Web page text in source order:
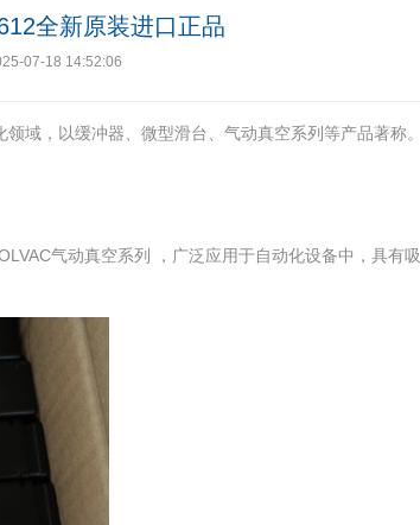
全新原装进口正品
07-18 14:52:06
域，以缓冲器、微型滑台、气动真空系列等产品著称。
气动真空系列 ‌，广泛应用于自动化设备中，具有吸